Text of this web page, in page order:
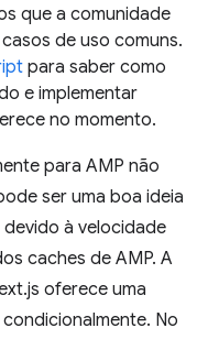
que a comunidade
de uso comuns.
para saber como
e implementar
no momento.
para AMP não
ser uma boa ideia
à velocidade
caches de AMP. A
oferece uma
No